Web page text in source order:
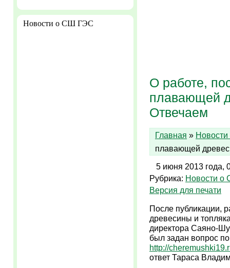
Новости о СШ ГЭС
О работе,
плавающей
Отвечаем
Главная »
плавающей
5 июня 2013 года,
Рубрика: Новости
Версия для печати
После публикации,
древесины и
директора Саяно-
был задан вопрос
http://
ответ Тараса